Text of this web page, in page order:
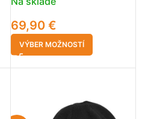
69,90 €
VÝBER MOŽNOSTÍ